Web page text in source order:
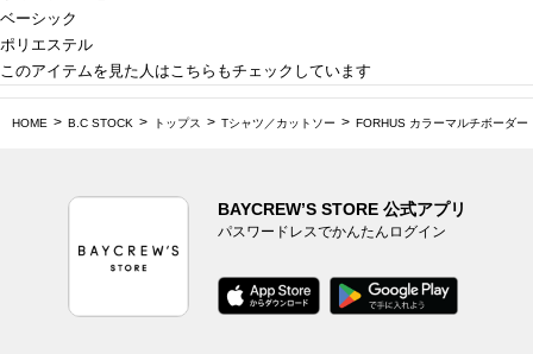
ベーシック
ポリエステル
このアイテムを見た人はこちらもチェックしています
HOME B.C STOCK トップス Tシャツ／カットソー FORHUS カラーマルチボーダー
BAYCREW’S STORE 公式アプリ
パスワードレスでかんたんログイン